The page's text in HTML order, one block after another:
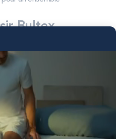
Bultex
de literie les plus
La marque s’appuie sur
des mousses techniques
du sommeil.
: accueil
marquée. En
sommier adéquat,
et la ventilation de votre